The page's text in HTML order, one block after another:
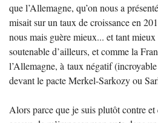
que l’Allemagne, qu’on nous a
misait sur un taux de croissance en
nous mais guère mieux... et tant
soutenable d’ailleurs, et comme la
l’Allemagne, à taux négatif (incroyable
devant le pacte Merkel-Sarkozy ou
Alors parce que je suis plutôt contre et